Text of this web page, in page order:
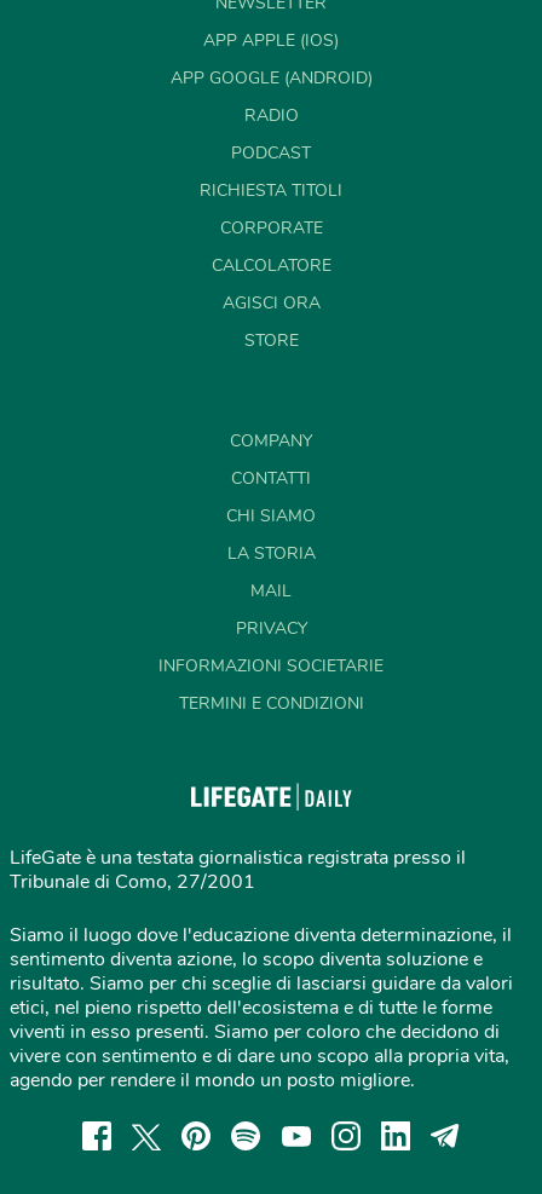
APP APPLE (IOS)
APP GOOGLE (ANDROID)
RADIO
PODCAST
RICHIESTA TITOLI
CORPORATE
CALCOLATORE
AGISCI ORA
STORE
COMPANY
CONTATTI
CHI SIAMO
LA STORIA
MAIL
PRIVACY
INFORMAZIONI SOCIETARIE
TERMINI E CONDIZIONI
LifeGate è una testata giornalistica registrata presso il
Tribunale di Como, 27/2001
Siamo il luogo dove l'educazione diventa determinazione, il
sentimento diventa azione, lo scopo diventa soluzione e
risultato. Siamo per chi sceglie di lasciarsi guidare da valori
etici, nel pieno rispetto dell'ecosistema e di tutte le forme
viventi in esso presenti. Siamo per coloro che decidono di
vivere con sentimento e di dare uno scopo alla propria vita,
agendo per rendere il mondo un posto migliore.